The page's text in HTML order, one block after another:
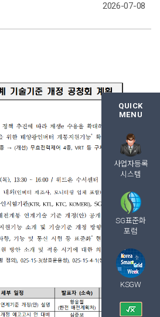
QUICK
MENU
사업자등록
시스템
SG표준화
포럼
KSGW
2026-07-08